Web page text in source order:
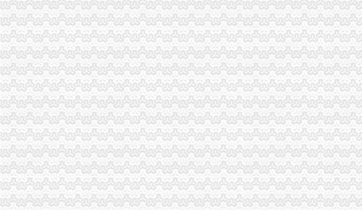
【重庆茶园新区业务拓展招聘网_业务拓展招聘信息】-重庆智联招聘
365刚需淘房：茶园新区被看好5大热盘推荐7800元/平起-重庆365地产
中国银行股份有限公司重庆茶园新区支行_【信用信息_诉讼信息_财务
茶园新区有了车管所上牌补换都可办理_新浪重庆新闻_新浪重庆
茶园新区昊晟玻璃厂2017新招聘信息_电话_地址-58企业名录
重庆茶园新区小型办公卡位出租物业费多少钱一个月？环境怎么样？
重庆市招标投标综合网_茶园新区城市生活污水处理二期扩建工程厂区
茶园新区的先锋者时代都汇引领城市盛景-重庆365地产家居网
（办结）茶园新区B标准分区纵一路（远期及北段）路道路勘察设计办
（办结）重庆市南岸区茶园新区E标准分区大兴村地块基础设施建设工